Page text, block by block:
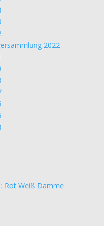
2022
Rot Weiß Damme